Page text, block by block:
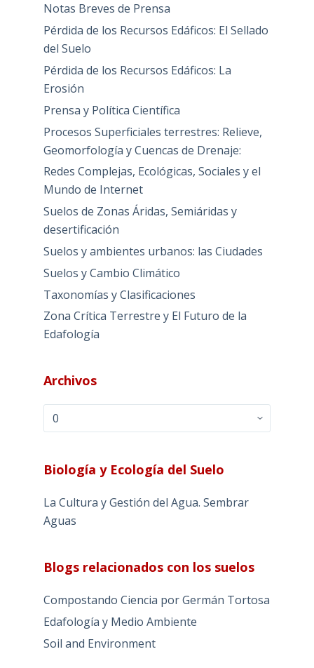
Notas Breves de Prensa
Pérdida de los Recursos Edáficos: El Sellado
del Suelo
Pérdida de los Recursos Edáficos: La
Erosión
Prensa y Política Científica
Procesos Superficiales terrestres: Relieve,
Geomorfología y Cuencas de Drenaje:
Redes Complejas, Ecológicas, Sociales y el
Mundo de Internet
Suelos de Zonas Áridas, Semiáridas y
desertificación
Suelos y ambientes urbanos: las Ciudades
Suelos y Cambio Climático
Taxonomías y Clasificaciones
Zona Crítica Terrestre y El Futuro de la
Edafología
Archivos
Archivos
Biología y Ecología del Suelo
La Cultura y Gestión del Agua. Sembrar
Aguas
Blogs relacionados con los suelos
Compostando Ciencia por Germán Tortosa
Edafología y Medio Ambiente
Soil and Environment